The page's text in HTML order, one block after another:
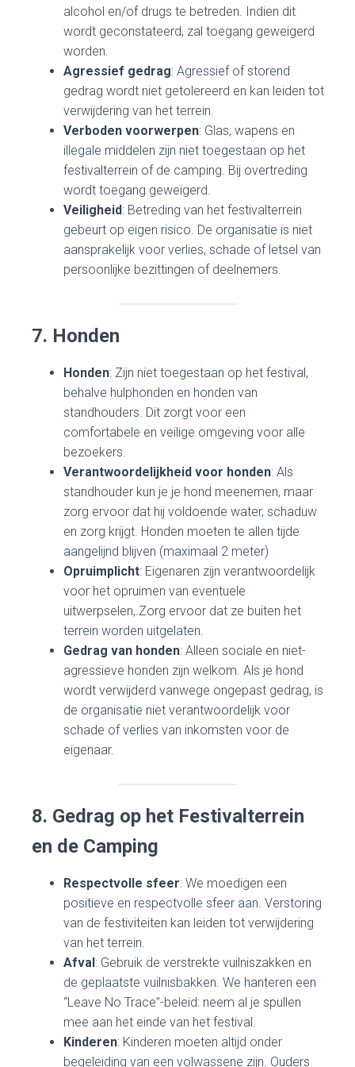
alcohol en/of drugs te betreden. Indien dit
wordt geconstateerd, zal toegang geweigerd
worden.
Agressief gedrag: Agressief of storend
gedrag wordt niet getolereerd en kan leiden tot
verwijdering van het terrein.
Verboden voorwerpen: Glas, wapens en
illegale middelen zijn niet toegestaan op het
festivalterrein of de camping. Bij overtreding
wordt toegang geweigerd.
Veiligheid: Betreding van het festivalterrein
gebeurt op eigen risico. De organisatie is niet
aansprakelijk voor verlies, schade of letsel van
persoonlijke bezittingen of deelnemers.
7. Honden
Honden: Zijn niet toegestaan op het festival,
behalve hulphonden en honden van
standhouders. Dit zorgt voor een
comfortabele en veilige omgeving voor alle
bezoekers.
Verantwoordelijkheid voor honden: Als
standhouder kun je je hond meenemen, maar
zorg ervoor dat hij voldoende water, schaduw
en zorg krijgt. Honden moeten te allen tijde
aangelijnd blijven (maximaal 2 meter)
Opruimplicht: Eigenaren zijn verantwoordelijk
voor het opruimen van eventuele
uitwerpselen,.Zorg ervoor dat ze buiten het
terrein worden uitgelaten.
Gedrag van honden: Alleen sociale en niet-
agressieve honden zijn welkom. Als je hond
wordt verwijderd vanwege ongepast gedrag, is
de organisatie niet verantwoordelijk voor
schade of verlies van inkomsten voor de
eigenaar.
8. Gedrag op het Festivalterrein
en de Camping
Respectvolle sfeer: We moedigen een
positieve en respectvolle sfeer aan. Verstoring
van de festiviteiten kan leiden tot verwijdering
van het terrein.
Afval: Gebruik de verstrekte vuilniszakken en
de geplaatste vuilnisbakken. We hanteren een
“Leave No Trace”-beleid: neem al je spullen
mee aan het einde van het festival.
Kinderen: Kinderen moeten altijd onder
begeleiding van een volwassene zijn. Ouders